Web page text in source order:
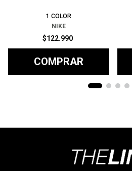
1 COLOR
NIKE
$122.990
COMPRAR